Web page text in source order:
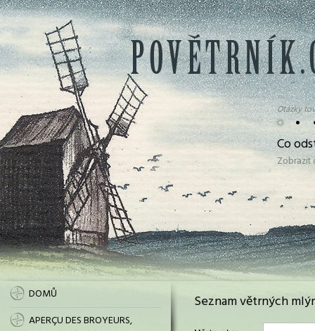
• •
Otázky
Co
DOMŮ
APERÇU DES BROYEURS,
Seznam větrných